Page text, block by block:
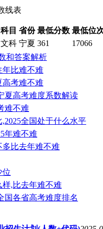
线表
科目 省份 最低分数 最低位
文科 宁夏 361
17066
和答案解析
年比难不难
高考难不难
夏高考难度系数解读
难不难
全国处于什么水平
年难不难
多比去年难不难
位
样,比去年难不难
国各省高考难度排名